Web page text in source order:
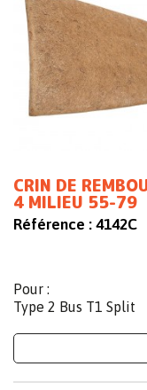
CRIN DE
4 MILIEU 55-79
Référence : 4142C
Pour :
Type 2 Bus T1 Split